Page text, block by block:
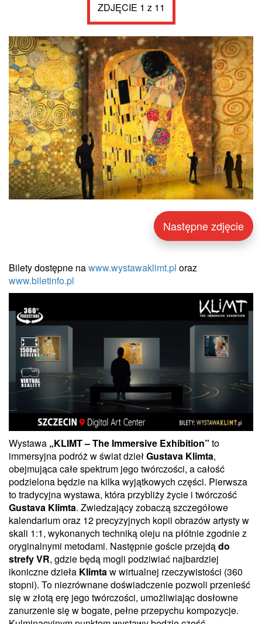
ZDJĘCIE 1 z 11
Następne zdjęcie
Bilety dostępne nawww.wystawaklimt.pl oraz
www.biletinfo.pl
Wystawa „KLIMT – The Immersive Exhibition” to
immersyjna podróż w świat dziełGustava Klimta,
obejmująca całe spektrum jego twórczości, a całość
podzielona będzie na kilka wyjątkowych części. Pierwsza
to tradycyjna wystawa, która przybliży życie i twórczość
Gustava Klimta. Zwiedzający zobaczą szczegółowe
kalendarium oraz 12 precyzyjnych kopii obrazów artysty w
skali 1:1, wykonanych techniką oleju na płótnie zgodnie z
oryginalnymi metodami. Następnie goście przejdądo
strefy VR, gdzie będą mogli podziwiać najbardziej
ikoniczne dzieła Klimta w wirtualnej rzeczywistości (360
stopni). To niezrównane doświadczenie pozwoli przenieść
się w złotą erę jego twórczości, umożliwiając dosłowne
zanurzenie się w bogate, pełne przepychu kompozycje.